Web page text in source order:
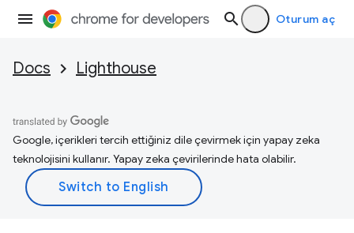
Oturum aç
Docs Lighthouse
Google, içerikleri tercih ettiğiniz dile çevirmek için yapay zeka
teknolojisini kullanır. Yapay zeka çevirilerinde hata olabilir.